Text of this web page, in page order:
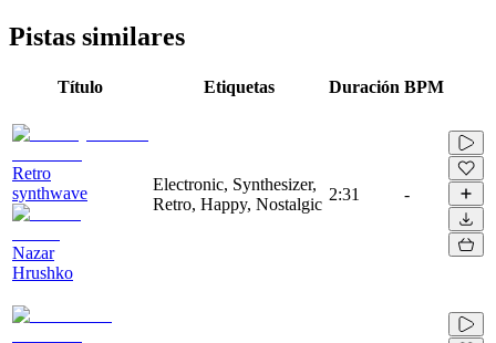
Pistas similares
Título Etiquetas Duración BPM
Retro
synthwave
Nazar
Hrushko
Electronic, Synthesizer,
Retro, Happy, Nostalgic
2:31 -